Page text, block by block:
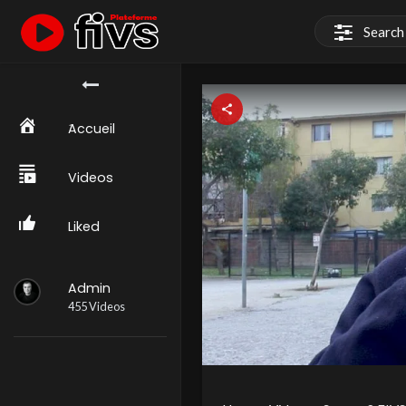
َAccueil
Videos
Liked
Admin
455 Videos